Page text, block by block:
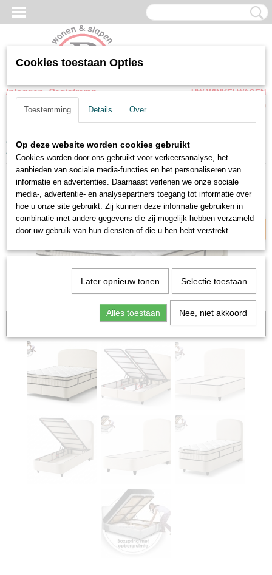
Inloggen Registreren
UW WINKELWAGEN
(0)
Home > Opbergbedden > Opbergbedden Met Matras
Alice met Opbergruimte - Bouclé Crème - Incl. Matras
Aanbieding
Snel leverbaar
Cookies toestaan Opties
Toestemming Details Over
Op deze website worden cookies gebruikt
Cookies worden door ons gebruikt voor verkeersanalyse, het
aanbieden van sociale media-functies en het personaliseren van
informatie en advertenties. Daarnaast verlenen we onze sociale
media-, advertentie- en analysepartners toegang tot informatie over
hoe u onze site gebruikt. Zij kunnen deze informatie gebruiken in
combinatie met andere gegevens die zij mogelijk hebben verzameld
door uw gebruik van hun diensten of die u hen hebt verstrekt.
Later opnieuw tonen Selectie toestaan
Alles toestaan Nee, niet akkoord